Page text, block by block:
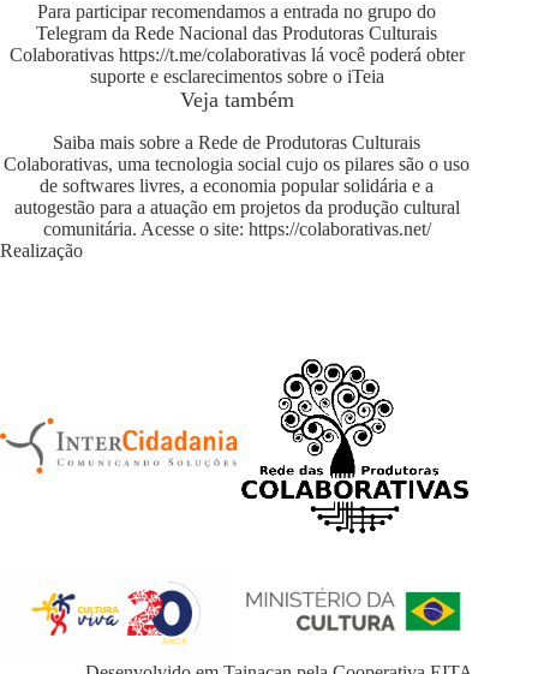
Para participar recomendamos a entrada no grupo do
Telegram da Rede Nacional das Produtoras Culturais
Colaborativas https://t.me/colaborativaslá você poderá obter
suporte e esclarecimentos sobre o iTeia
Veja também
Saiba mais sobre a Rede de Produtoras Culturais
Colaborativas, uma tecnologia social cujo os pilares são o uso
de softwares livres, a economia popular solidária e a
autogestão para a atuação em projetos da produção cultural
comunitária. Acesse o site: https://colaborativas.net/
Realização